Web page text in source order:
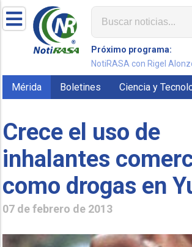
Próximo programa:
NotiRASA con Rigel
Mérida Boletines Ciencia y
Crece el uso de
inhalantes
como drogas en
07 de febrero de 2013